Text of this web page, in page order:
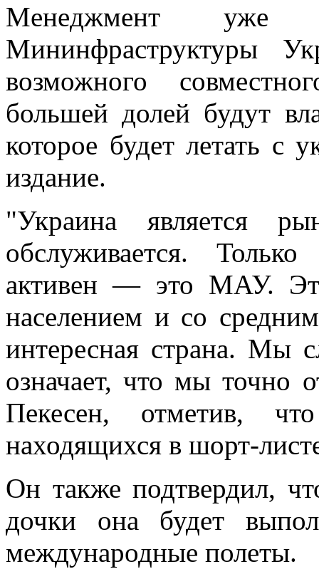
Мeнeджмeнт ужe
Мининфрaструктуры
возможного
большей долей будут
которое будет летать с
издание.
"Украина является
обслуживается.
активен — это МАУ.
населением и со
интересная страна. Мы
означает, что мы точно
Пекесен, отметив,
находящихся в шорт-
Он также подтвердил,
дочки она будет
международные полеты.